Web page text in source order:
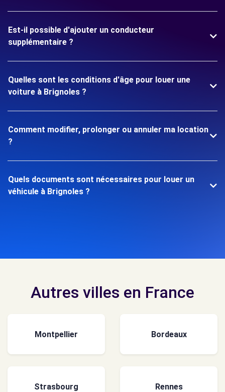
Est-il possible d'ajouter un conducteur
supplémentaire ?
Quelles sont les conditions d'âge pour louer une
voiture à Brignoles ?
Comment modifier, prolonger ou annuler ma location
?
Quels documents sont nécessaires pour louer un
véhicule à Brignoles ?
Autres villes en France
Montpellier Bordeaux
Strasbourg Rennes